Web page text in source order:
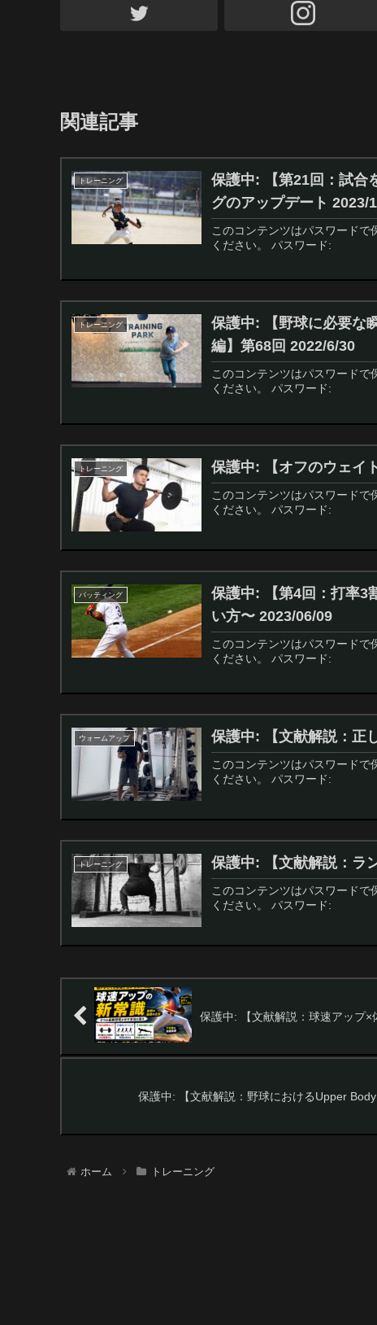
関連記事
トレーニング
保護中: 【第21回：試合
グのアップデート 2023/
このコンテンツはパスワードで
ください。 パスワード:
トレーニング
保護中: 【野球に必要な
編】第68回 2022/6/30
このコンテンツはパスワードで
ください。 パスワード:
トレーニング 保護中: 【オフのウェイ
このコンテンツはパスワードで
ください。 パスワード:
バッティング
保護中: 【第4回：打率3
い方〜 2023/06/09
このコンテンツはパスワードで
ください。 パスワード:
ウォームアップ 保護中: 【文献解説：正
このコンテンツはパスワードで
ください。 パスワード:
トレーニング 保護中: 【文献解説：ラ
このコンテンツはパスワードで
ください。 パスワード:
保護中: 【文献解説：球速アップ
保護中: 【文献解説：野球におけるUpper
ホーム トレーニング